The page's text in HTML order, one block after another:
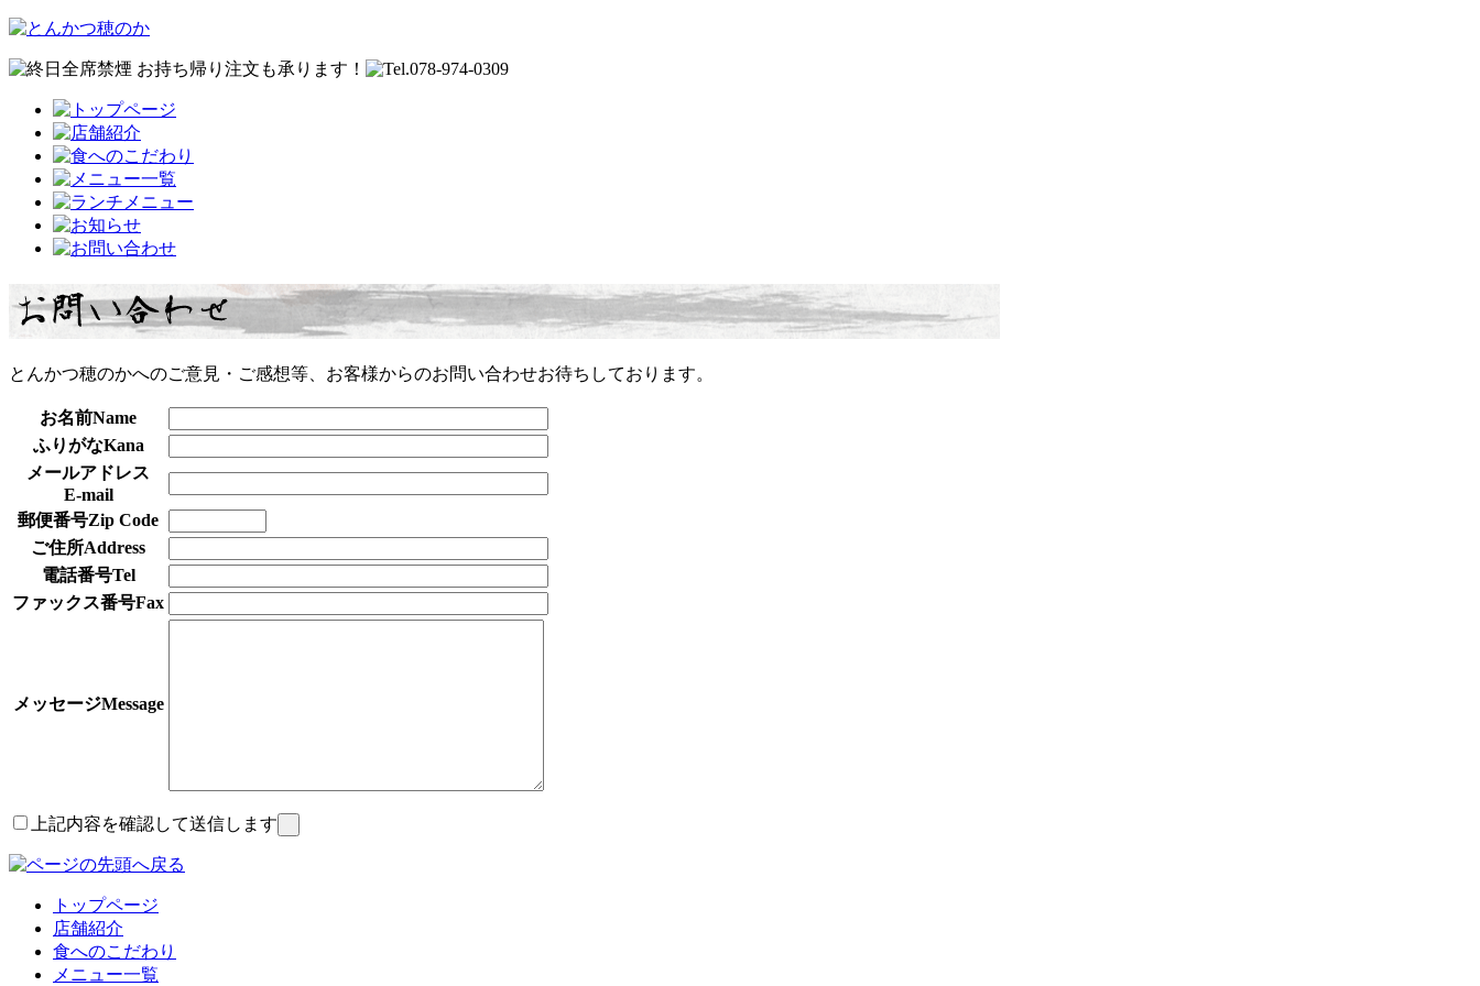
お持ち帰り注文も承ります！
とんかつ穂のかへのご意見・ご感想等、お客様からのお問い合わせお待ちしております。
お名前Name
ふりがなKana
メールアドレス
E-mail
郵便番号Zip Code
ご住所Address
電話番号Tel
ファックス番号Fax
メッセージMessage
上記内容を確認して送信します
トップページ
店舗紹介
食へのこだわり
メニュー一覧